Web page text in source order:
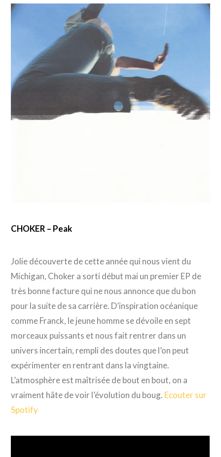
CHOKER – Peak
Jolie découverte de cette année qui nous vient du
Michigan, Choker a sorti début mai un premier EP de
très bonne facture qui ne nous annonce que du bon
pour la suite de sa carrière. D’inspiration océanique
comme Franck, le jeune homme se dévoile en sept
morceaux puissants et nous fait rentrer dans un
univers incertain, rempli des doutes que l’on peut
expérimenter en rentrant dans la vingtaine.
L’atmosphère est maîtrisée de bout en bout, on a
vraiment hâte de voir l’évolution du boug. Ecouter sur
Spotify